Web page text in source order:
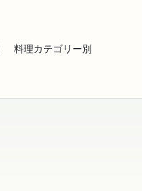
料理カテゴリー別